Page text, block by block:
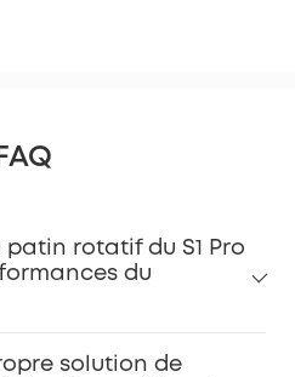
FAQ
patin rotatif du S1 Pro
du
solution de